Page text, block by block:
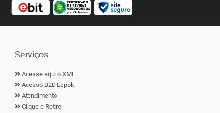
Serviços
Acesse aqui o XML
Acesso B2B Lepok
Atendimento
Clique e Retire